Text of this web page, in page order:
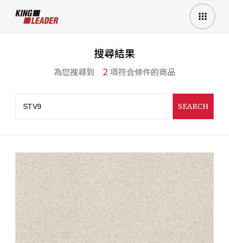
搜尋結果
為您搜尋到 2 項符合條件的商品
SEARCH